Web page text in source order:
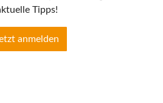
Tipps!
anmelden